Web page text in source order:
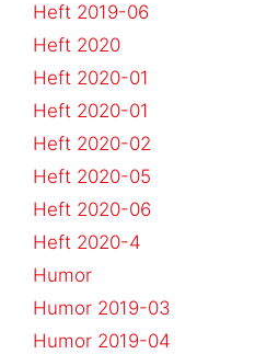
Heft 2019-06
Heft 2020
Heft 2020-01
Heft 2020-01
Heft 2020-02
Heft 2020-05
Heft 2020-06
Heft 2020-4
Humor
Humor 2019-03
Humor 2019-04